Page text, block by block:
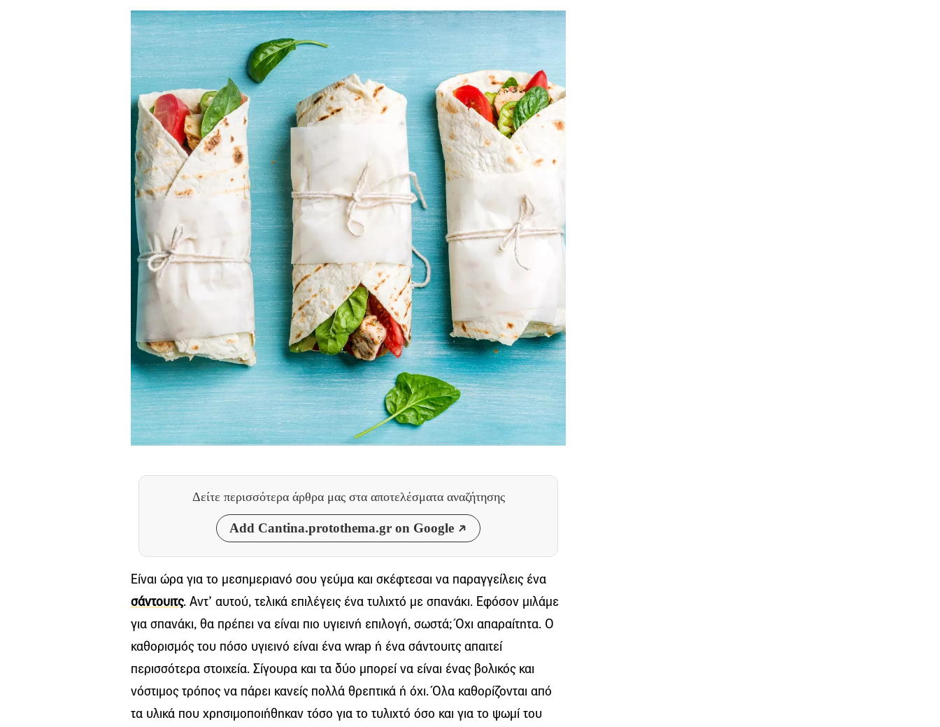
Δείτε περισσότερα άρθρα μας στα αποτελέσματα αναζήτησης
Add Cantina.protothema.gr on Google
Είναι ώρα για το μεσημεριανό σου γεύμα και σκέφτεσαι να παραγγείλεις ένα
σάντουιτς. Αντ’ αυτού, τελικά επιλέγεις ένα τυλιχτό με σπανάκι. Εφόσον μιλάμε
για σπανάκι, θα πρέπει να είναι πιο υγιεινή επιλογή, σωστά; Όχι απαραίτητα. Ο
καθορισμός του πόσο υγιεινό είναι ένα wrap ή ένα σάντουιτς απαιτεί
περισσότερα στοιχεία. Σίγουρα και τα δύο μπορεί να είναι ένας βολικός και
νόστιμος τρόπος να πάρει κανείς πολλά θρεπτικά ή όχι. Όλα καθορίζονται από
τα υλικά που χρησιμοποιήθηκαν τόσο για το τυλιχτό όσο και για το ψωμί του